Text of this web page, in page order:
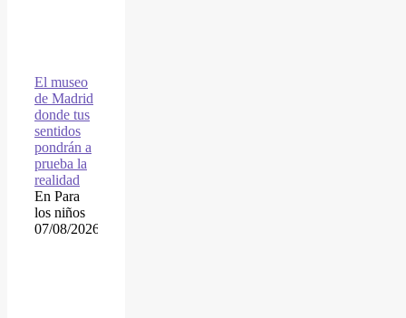
El museo
de Madrid
donde tus
sentidos
pondrán a
prueba la
realidad
En Para
los niños
07/08/2026